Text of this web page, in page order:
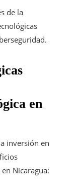
de la
en
inversión en
Nicaragua: